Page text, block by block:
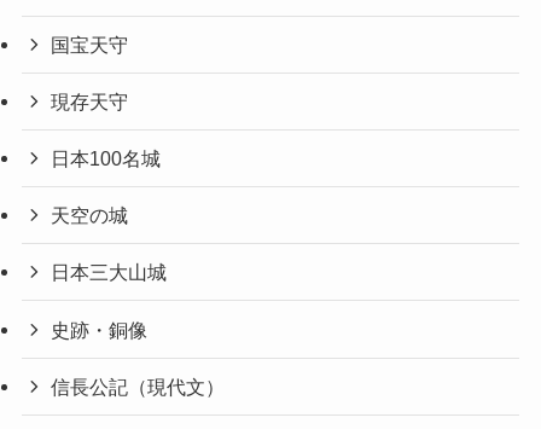
国宝天守
現存天守
日本100名城
天空の城
日本三大山城
史跡・銅像
信長公記（現代文）